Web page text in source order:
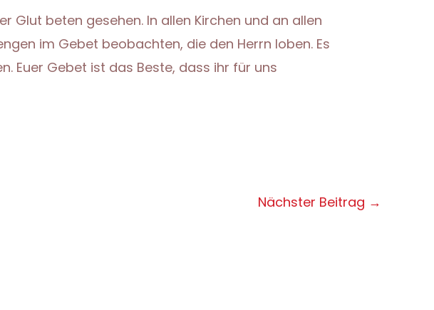
Glut beten gesehen. In allen Kirchen und an allen
im Gebet beobachten, die den Herrn loben. Es
Euer Gebet ist das Beste, dass ihr für uns
Nächster Beitrag →